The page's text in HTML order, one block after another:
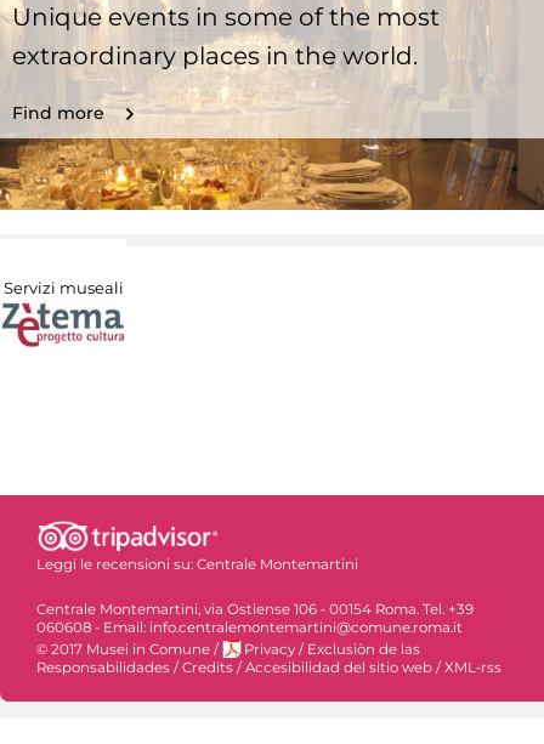
Unique events in some of the most
extraordinary places in the world.
Find more
Servizi museali
Leggi le recensioni su: Centrale Montemartini
Centrale Montemartini, via Ostiense 106 - 00154 Roma. Tel. +39
060608 - Email: info.centralemontemartini@comune.roma.it
© 2017 Musei in Comune / Privacy / Exclusiòn de las
Responsabilidades / Credits / Accesibilidad del sitio web / XML-rss